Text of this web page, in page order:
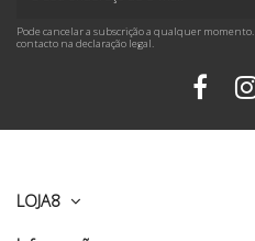
Pode cancelar a subscrição a qualquer
contacto na declaração legal.
LOJA8